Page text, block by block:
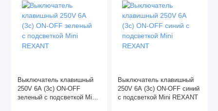
Выключатель клавишный
250V 6A (3c) ON-OFF
зеленый с подсветкой Mini
Выключатель клавишный
250V 6A (3c) ON-OFF синий
с подсветкой Mini REXANT